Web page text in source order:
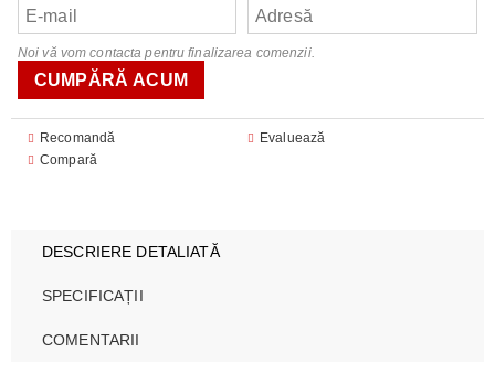
Noi vă vom contacta pentru finalizarea comenzii.
Recomandă
Evaluează
Compară
DESCRIERE DETALIATĂ
SPECIFICAȚII
COMENTARII